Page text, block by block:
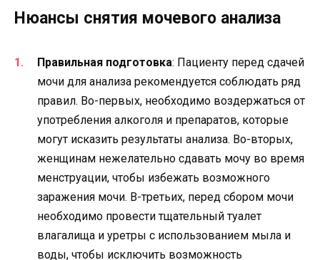
Нюансы снятия мочевого анализа
Правильная подготовка: Пациенту перед сдачей
мочи для анализа рекомендуется соблюдать ряд
правил. Во-первых, необходимо воздержаться от
употребления алкоголя и препаратов, которые
могут исказить результаты анализа. Во-вторых,
женщинам нежелательно сдавать мочу во время
менструации, чтобы избежать возможного
заражения мочи. В-третьих, перед сбором мочи
необходимо провести тщательный туалет
влагалища и уретры с использованием мыла и
воды, чтобы исключить возможность